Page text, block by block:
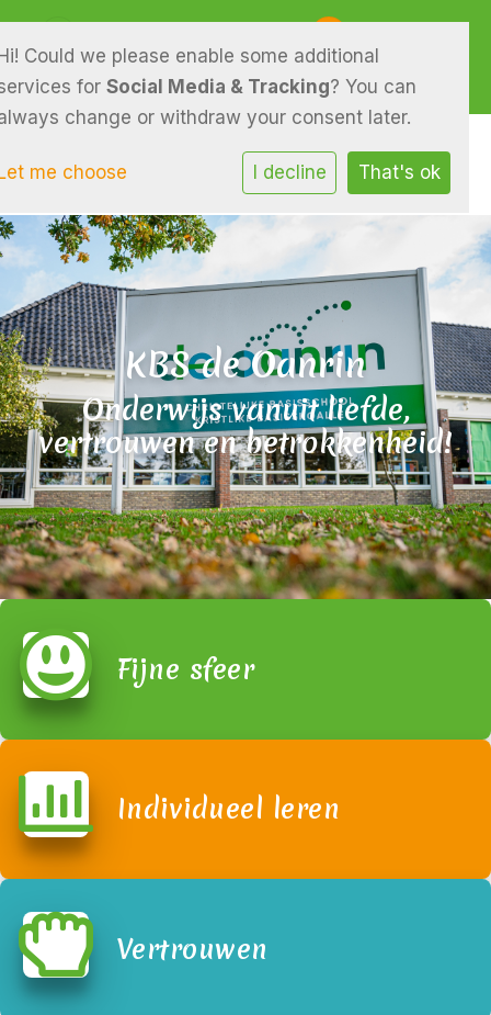
E-mailadres
KBS de Oanrin
Onderwijs vanuit liefde,
vertrouwen en betrokkenheid!
Fijne sfeer
Individueel leren
Vertrouwen
Could we please enable some additional
for Social Media & Tracking? You can
change or withdraw your consent later.
me choose I decline That's ok